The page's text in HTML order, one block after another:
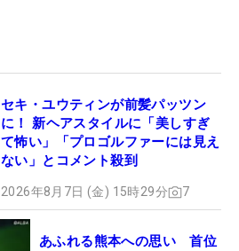
セキ・ユウティンが前髪パッツン
に！ 新ヘアスタイルに「美しすぎ
て怖い」「プロゴルファーには見え
ない」とコメント殺到
2026年8月7日 (金) 15時29分 7
あふれる熊本への思い 首位